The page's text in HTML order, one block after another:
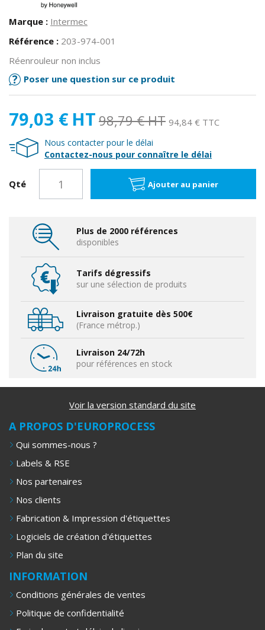
Marque : Intermec
Référence : 203-974-001
Réenrouleur non inclus
Poser une question sur ce produit
79,03 € HT 98,79 € HT 94,84 € TTC
Nous contacter pour le délai
Contactez-nous pour connaître le délai
Qté Ajouter au panier
Plus de 2000 références
disponibles
Tarifs dégressifs
sur une sélection de produits
Livraison gratuite dès 500€
(France métrop.)
Livraison 24/72h
pour références en stock
Voir la version standard du site
A PROPOS D'EUROPROCESS
Qui sommes-nous ?
Labels & RSE
Nos partenaires
Nos clients
Fabrication & Impression d'étiquettes
Logiciels de création d'étiquettes
Plan du site
INFORMATION
Conditions générales de ventes
Politique de confidentialité